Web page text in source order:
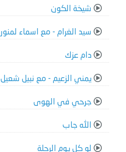
شيخة الكون
سيد الغرام - مع اسماء لمنور
دام عزك
يمني الزعيم - مع نبيل شعيل
جرحي في الهوى
الله جاب
لو كل يوم الرحلة